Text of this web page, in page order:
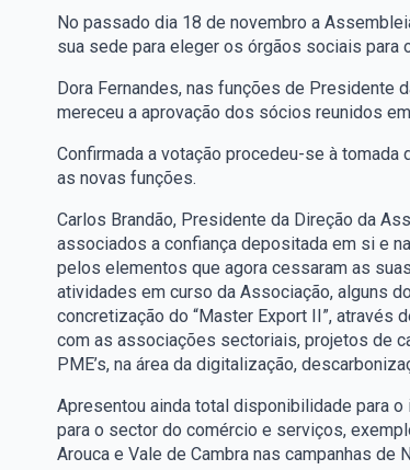
No passado dia 18 de novembro a
sua sede para eleger os órgãos sociais para
Dora Fernandes, nas funções de Presidente
mereceu a aprovação dos sócios reunidos
Confirmada a votação procedeu-se à
as novas funções.
Carlos Brandão, Presidente da Direção da
associados a confiança depositada em si e
pelos elementos que agora cessaram as
atividades em curso da Associação, alguns
concretização do “Master Export II”,
com as associações sectoriais, projetos de
PME’s, na área da digitalização,
Apresentou ainda total disponibilidade para
para o sector do comércio e serviços,
Arouca e Vale de Cambra nas campanhas de